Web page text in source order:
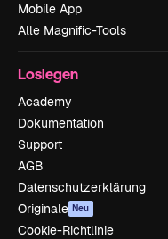
Mobile App
Alle Magnific-Tools
Loslegen
Academy
Dokumentation
Support
AGB
Datenschutzerklärung
Originale Neu
Cookie-Richtlinie